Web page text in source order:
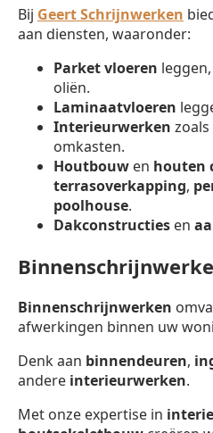
Bij Geert Schrijnwerken
aan diensten, waaronder:
Parket vloeren
oliën.
Laminaatvloeren
Interieurwerken zoals
omkasten.
Houtbouw en houten
terrasoverkapping,
poolhouse.
Dakconstructies en
Binnenschrijnwerken
afwerkingen binnen uw
Denk aan binnendeuren,
andere interieurwerken.
Met onze expertise in